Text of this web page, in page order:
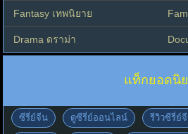
Fantasy เทพนิยาย
Drama ดราม่า
แท็กยอดนิ
ซีรี่ย์จีน ดูซีรี่ย์ออนไลน์ รีวิวซีรี่ย์